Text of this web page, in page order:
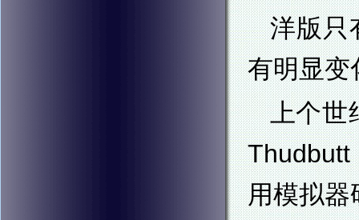
洋版只
有明显变
上个世
Thudbutt
用模拟器